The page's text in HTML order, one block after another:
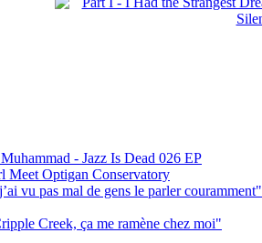
- Jazz Is Dead 026 EP
Optigan Conservatory
vu pas mal de gens le parler couramment"
Creek, ça me ramène chez moi"